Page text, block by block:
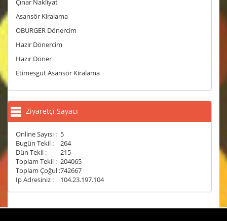
Çınar Nakliyat
Asansör Kiralama
OBURGER Dönercim
Hazır Dönercim
Hazır Döner
Etimesgut Asansör Kiralama
Ziyaretçi Sayacı
Online Sayısı : 5
Bugün Tekil :
264
Dün Tekil :
215
Toplam Tekil : 204065
Toplam Çoğul :742667
Ip Adresiniz :
104.23.197.104